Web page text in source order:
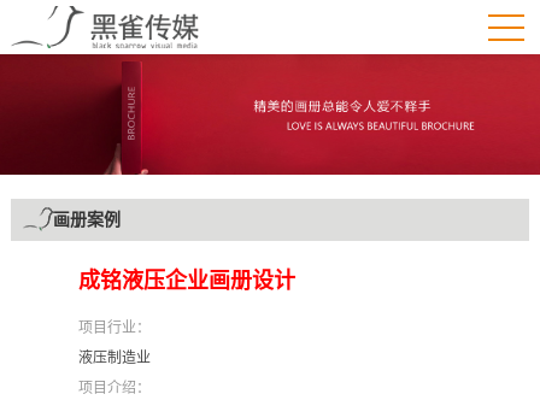
画册案例
成铭液压企业画册设计
项目行业：
液压制造业
项目介绍：